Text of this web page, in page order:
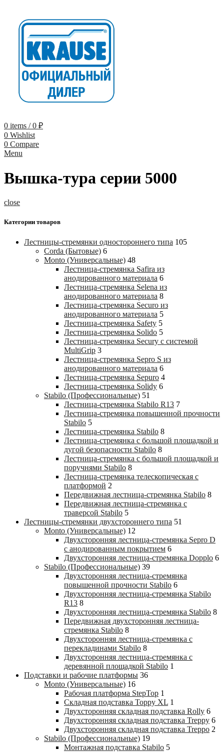
0 items / 0 ₽
0 Wishlist
0 Compare
Menu
Вышка-тура cерии 5000
close
Категории товаров
Лестницы-стремянки одностороннего типа 105
Corda (Бытовые) 6
Monto (Универсальные) 48
Лестница-стремянка Safira из
анодированного материала 6
Лестница-стремянка Selena из
анодированного материала 8
Лестница-стремянка Securo из
анодированного материала 5
Лестница-стремянка Safety 5
Лестница-стремянка Solido 5
Лестница-стремянка Secury с системой
MultiGrip 3
Лестница-стремянка Sepro S из
анодированного материала 6
Лестница-стремянка Sepuro 4
Лестница-стремянка Solidy 6
Stabilo (Профессиональные) 51
Лестница-стремянка Stabilo R13 7
Лестница-стремянка повышенной прочности
Stabilo 5
Лестница-стремянка Stabilo 8
Лестница-стремянка с большой площадкой и
дугой безопасности Stabilo 8
Лестница-стремянка с большой площадкой и
поручнями Stabilo 8
Лестница-стремянка телескопическая с
платформой 2
Передвижная лестница-стремянка Stabilo 8
Передвижная лестница-стремянка с
траверсой Stabilo 5
Лестницы-стремянки двухстороннего типа 51
Monto (Универсальные) 12
Двухсторонняя лестница-стремянка Sepro D
с анодированным покрытием 6
Двухсторонняя лестница-стремянка Dopplo 6
Stabilo (Профессиональные) 39
Двухсторонняя лестница-стремянка
повышенной прочности Stabilo 6
Двухсторонняя лестница-стремянка Stabilo
R13 8
Двухсторонняя лестница-стремянка Stabilo 8
Передвижная двухсторонняя лестница-
стремянка Stabilo 8
Двухсторонняя лестница-стремянка с
перекладинами Stabilo 8
Двухсторонняя лестница-стремянка с
деревянной площадкой Stabilo 1
Подставки и рабочие платформы 36
Monto (Универсальные) 16
Рабочая платформа StepTop 1
Складная подставка Toppy XL 1
Двухсторонняя складная подставка Rolly 6
Двухсторонняя складная подставка Treppy 6
Двухсторонняя складная подставка Treppo 2
Stabilo (Профессиональные) 19
Монтажная подставка Stabilo 5